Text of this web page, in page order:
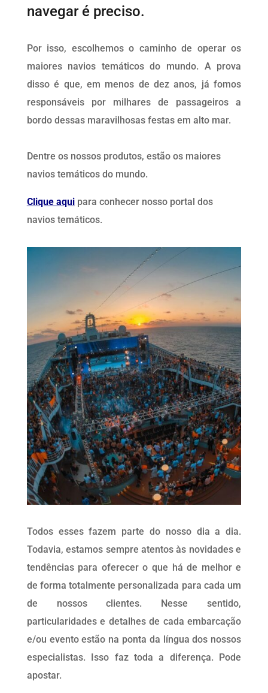
navegar é preciso.
Por isso, escolhemos o caminho de operar os
maiores navios temáticos do mundo. A prova
disso é que, em menos de dez anos, já fomos
responsáveis por milhares de passageiros a
bordo dessas maravilhosas festas em alto mar.
Dentre os nossos produtos, estão os maiores
navios temáticos do mundo.
Clique aquipara conhecer nosso portal dos
navios temáticos.
Todos esses fazem parte do nosso dia a dia.
Todavia, estamos sempre atentos às novidades e
tendências para oferecer o que há de melhor e
de forma totalmente personalizada para cada um
de nossos clientes. Nesse sentido,
particularidades e detalhes de cada embarcação
e/ou evento estão na ponta da língua dos nossos
especialistas. Isso faz toda a diferença. Pode
apostar.